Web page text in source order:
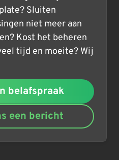
Sluiten
niet meer aan
Kost het beheren
tijd en moeite? Wij
belafspraak
een bericht